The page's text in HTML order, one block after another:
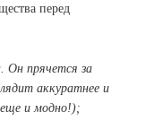
перед
Он прячется за
аккуратнее и
и модно!);